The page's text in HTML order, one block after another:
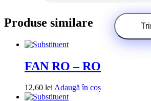
Produse similare
FAN RO – RO
12,60 leiAdaugă în coș